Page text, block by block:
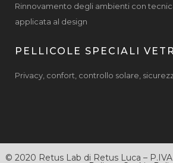
Rinnovamento degli ambienti con
applicata al design
PELLICOLE SPECIALI
Privacy, confort, controllo solare,
© 2020 Retus Lab di Retus Luca –